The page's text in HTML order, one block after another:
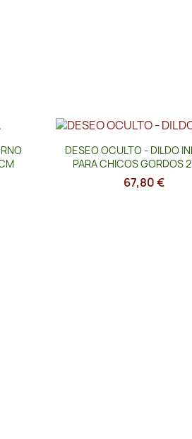
 Vista rápida
DESEO OCULTO - DILDO
PARA CHICOS GORDOS
67,80 €